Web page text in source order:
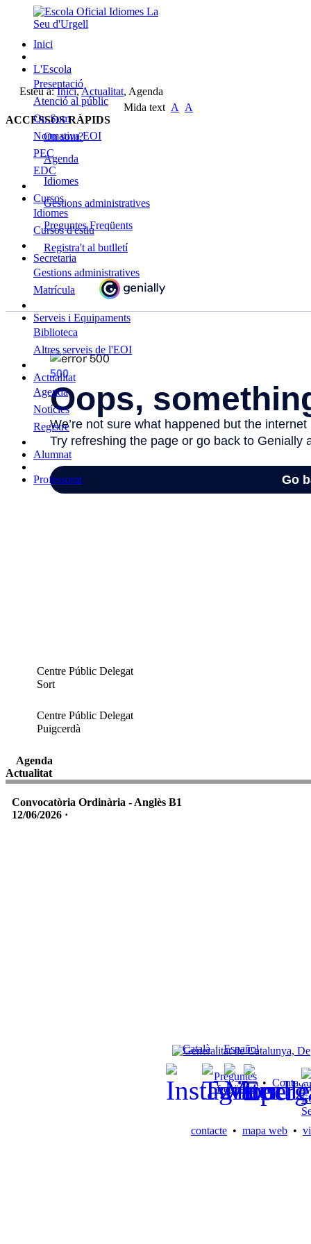
Inici
L'Escola
Presentació
Atenció al públic
On Som
Normativa EOI
PEC
EDC
Cursos
Idiomes
Cursos d'estiu
Secretaria
Gestions administratives
Matrícula
Serveis i Equipaments
Biblioteca
Altres serveis de l'EOI
Actualitat
Agenda
Notícies
Registre
Alumnat
Professorat
Esteu a:Inici,Actualitat, Agenda
Mida text A
A
ACCESSOS RÀPIDS
On som?
Agenda
Idiomes
Gestions administratives
Preguntes Freqüents
Registra't al butlletí
Centre Públic Delegat
Sort
Centre Públic Delegat
Puigcerdà
Agenda
Actualitat
Convocatòria Ordinària - Anglès B1
12/06/2026 ·
Català | Español
Preguntes
freqüents
• Contacte
contacte • mapa web •